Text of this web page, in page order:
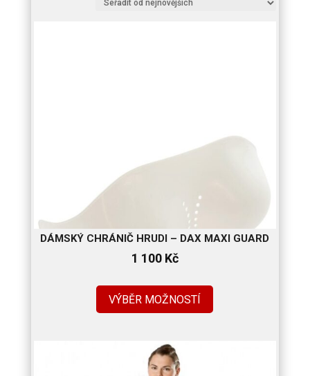
nejnovějších
DÁMSKÝ CHRÁNIČ HRUDI – DAX MAXI GUARD
1 100 Kč
VÝBĚR MOŽNOSTÍ